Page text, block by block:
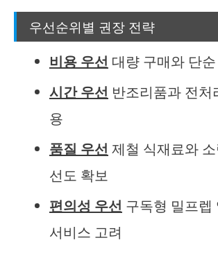
우선순위별 권장 전략
비용 우선 대량 구매와 단
시간 우선 반조리품과 전처
용
품질 우선 제철 식재료와
선도 확보
편의성 우선 구독형 밀프렙
서비스 고려